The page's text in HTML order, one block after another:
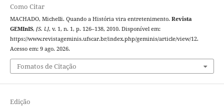
Como Citar
MACHADO, Michelli. Quando a História vira entretenimento. Revista
GEMInIS, [S. l.], v. 1, n. 1, p. 126–138, 2010. Disponível em:
https://www.revistageminis.ufscar.br/index.php/geminis/article/view/12.
Acesso em: 9 ago. 2026.
Fomatos de Citação
Edição